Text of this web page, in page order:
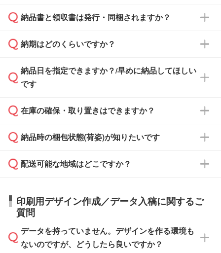
基本的には先入金をお願いしておりますが、自
どの場合は、月末締め翌月末払いに対応可能で
また、卒業・卒園記念品で対策委員会や個人様
校や幼稚園・保育園であれば、同様の条件でご
ご希望の際は担当スタッフまでお気軽にご相談
ください。
納品書と領収書は発行・同梱されますか？
納品書・領収書は ご依頼をいただいた場合の
ず、通常はPDFデータをメール添付でお送りし
ます。
たは注文フォームの『ご注文に関する備考欄』
納期はどのくらいですか？
・印刷する場合(500個程度)
ご入金、イメージ画像の校了から約2週間～2
ご入金確認後、1～2営業日で出荷いたしま
タッフまでお問い合わせください。
ル」に注文予定日をご入力いただくと、おおよ
その締切日や出荷目安をご確認いただけます。
納品日を指定できますか？/早めに納品してほしい
です
ご希望の納期がある場合は、お問い合わせ・お
い。
応が可能かご案内いたします。
す。>>対象商品はこちら
※最短出荷日は商品によって異なります。各商
品ページにてご確認ください
在庫の確保・取り置きはできますか？
ご入金確認後に在庫を確保し、注文確定のご連
はできかねますので予めご了承ください。
納品時の梱包状態(荷姿)が知りたいです
商品によって異なります。各ページにある商品
す。(白箱、化粧箱、ブリスターパックなど)
【袋入り】 商品がひとつずつ袋に入っていま
す。(透明袋、デザイン袋など)
【個包装なし】 個包装がされていない状態で
配送可能な地域はどこですか？
日本全国へお届けが可能です。なお、海外への
直接納品は行っておりませんので予めご了承く
ださい。
印刷用デザイン作成／データ入稿に関するご
質問
データを持っていません。デザインを作る環境も
ないのですが、どうしたら良いですか？